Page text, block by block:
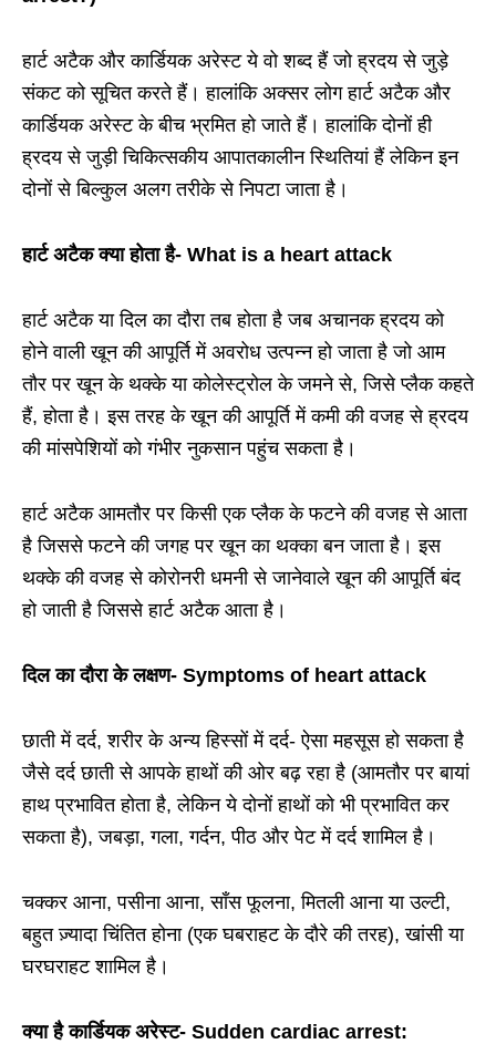
हार्ट अटैक और कार्डियक अरेस्ट ये वो शब्द हैं जो ह्रदय से जुड़े
संकट को सूचित करते हैं। हालांकि अक्सर लोग हार्ट अटैक और
कार्डियक अरेस्ट के बीच भ्रमित हो जाते हैं। हालांकि दोनों ही
ह्रदय से जुड़ी चिकित्सकीय आपातकालीन स्थितियां हैं लेकिन इन
दोनों से बिल्कुल अलग तरीके से निपटा जाता है।
हार्ट अटैक क्या होता है- What is a heart attack
हार्ट अटैक या दिल का दौरा तब होता है जब अचानक ह्रदय को
होने वाली खून की आपूर्ति में अवरोध उत्पन्न हो जाता है जो आम
तौर पर खून के थक्के या कोलेस्ट्रोल के जमने से, जिसे प्लैक कहते
हैं, होता है। इस तरह के खून की आपूर्ति में कमी की वजह से ह्रदय
की मांसपेशियों को गंभीर नुकसान पहुंच सकता है।
हार्ट अटैक आमतौर पर किसी एक प्लैक के फटने की वजह से आता
है जिससे फटने की जगह पर खून का थक्का बन जाता है। इस
थक्के की वजह से कोरोनरी धमनी से जानेवाले खून की आपूर्ति बंद
हो जाती है जिससे हार्ट अटैक आता है।
दिल का दौरा के लक्षण- Symptoms of heart attack
छाती में दर्द, शरीर के अन्य हिस्सों में दर्द- ऐसा महसूस हो सकता है
जैसे दर्द छाती से आपके हाथों की ओर बढ़ रहा है (आमतौर पर बायां
हाथ प्रभावित होता है, लेकिन ये दोनों हाथों को भी प्रभावित कर
सकता है), जबड़ा, गला, गर्दन, पीठ और पेट में दर्द शामिल है।
चक्कर आना, पसीना आना, साँस फूलना, मितली आना या उल्टी,
बहुत ज़्यादा चिंतित होना (एक घबराहट के दौरे की तरह), खांसी या
घरघराहट शामिल है।
क्या है कार्डियक अरेस्ट- Sudden cardiac arrest: